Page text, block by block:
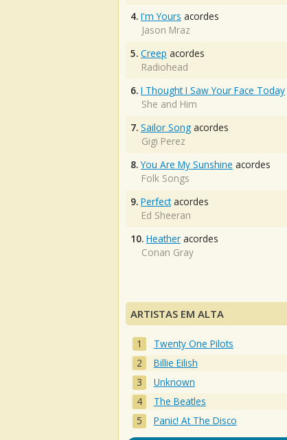
4. I'm Yours acordes
Jason Mraz
5. Creep acordes
Radiohead
6. I Thought I Saw Your Face Today
She and Him
7. Sailor Song acordes
Gigi Perez
8. You Are My Sunshine acordes
Folk Songs
9. Perfectacordes
Ed Sheeran
10. Heather acordes
Conan Gray
ARTISTAS EM ALTA
Twenty One Pilots
Billie Eilish
Unknown
The Beatles
Panic! At The Disco